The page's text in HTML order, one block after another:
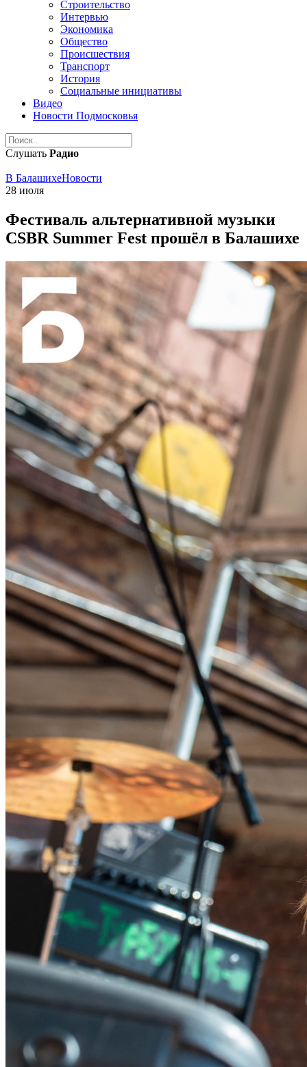
Строительство
Интервью
Экономика
Общество
Происшествия
Транспорт
История
Социальные инициативы
Видео
Новости Подмосковья
Слушать Радио
В БалашихеНовости
28 июля
Фестиваль альтернативной музыки
CSBR Summer Fest прошёл в Балашихе